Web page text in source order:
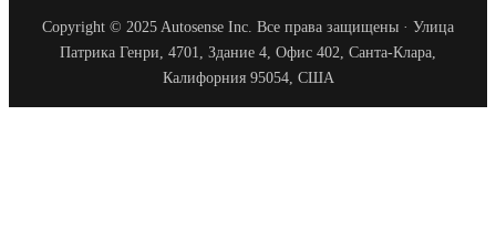
Copyright © 2025 Autosense Inc. Все права защищены · Улица
Патрика Генри, 4701, Здание 4, Офис 402, Санта-Клара,
Калифорния 95054, США